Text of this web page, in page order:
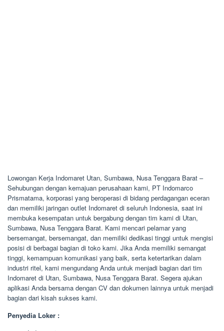
Lowongan Kerja Indomaret Utan, Sumbawa, Nusa Tenggara Barat –
Sehubungan dengan kemajuan perusahaan kami, PT Indomarco
Prismatama, korporasi yang beroperasi di bidang perdagangan eceran
dan memiliki jaringan outlet Indomaret di seluruh Indonesia, saat ini
membuka kesempatan untuk bergabung dengan tim kami di Utan,
Sumbawa, Nusa Tenggara Barat. Kami mencari pelamar yang
bersemangat, bersemangat, dan memiliki dedikasi tinggi untuk mengisi
posisi di berbagai bagian di toko kami. Jika Anda memiliki semangat
tinggi, kemampuan komunikasi yang baik, serta ketertarikan dalam
industri ritel, kami mengundang Anda untuk menjadi bagian dari tim
Indomaret di Utan, Sumbawa, Nusa Tenggara Barat. Segera ajukan
aplikasi Anda bersama dengan CV dan dokumen lainnya untuk menjadi
bagian dari kisah sukses kami.
Penyedia Loker :